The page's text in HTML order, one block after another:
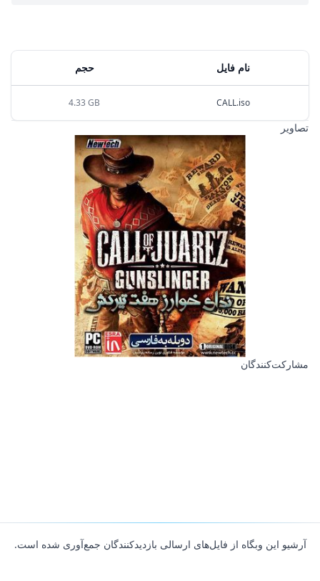
نام فایل حجم
CALL.iso
4.33 GB
تصاویر
مشارکت‌کنندگان
آرشیو این وبگاه از فایل‌های ارسالی بازدیدکنندگان جمع‌آوری شده است.